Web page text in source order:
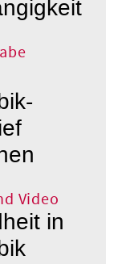
Video
in